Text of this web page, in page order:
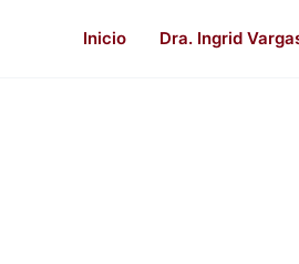
Inicio Dra. Ingrid